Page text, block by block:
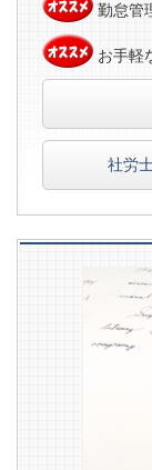
勤怠管
お手軽
社労